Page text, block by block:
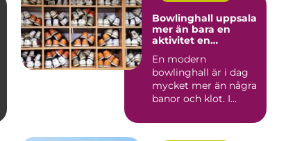
Bowlinghall uppsala
mer än bara en
aktivitet en
En modern
bowlinghall är i dag
mycket mer än några
banor och klot. I
utvecklats ...